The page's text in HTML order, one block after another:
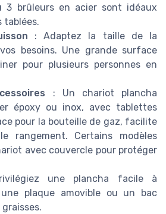
3 brûleurs en acier sont idéaux
tablées.
: Adaptez la taille de la
besoins. Une grande surface
pour plusieurs personnes en
: Un chariot plancha
époxy ou inox, avec tablettes
pour la bouteille de gaz, facilite
rangement. Certains modèles
avec couvercle pour protéger
une plancha facile à
plaque amovible ou un bac